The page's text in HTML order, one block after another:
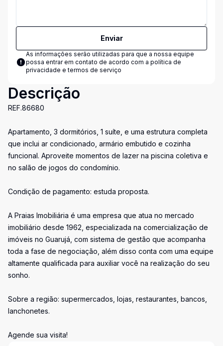
Enviar
As informações serão utilizadas para que a nossa equipe
possa entrar em contato de acordo com a política de
privacidade e termos de serviço
Descrição
REF.86680
Apartamento, 3 dormitórios, 1 suíte, e uma estrutura completa
que inclui ar condicionado, armário embutido e cozinha
funcional. Aproveite momentos de lazer na piscina coletiva e
no salão de jogos do condomínio.
Condição de pagamento: estuda proposta.
A Praias Imobiliária é uma empresa que atua no mercado
imobiliário desde 1962, especializada na comercialização de
imóveis no Guarujá, com sistema de gestão que acompanha
toda a fase de negociação, além disso conta com uma equipe
altamente qualificada para auxiliar você na realização do seu
sonho.
Sobre a região: supermercados, lojas, restaurantes, bancos,
lanchonetes.
Agende sua visita!